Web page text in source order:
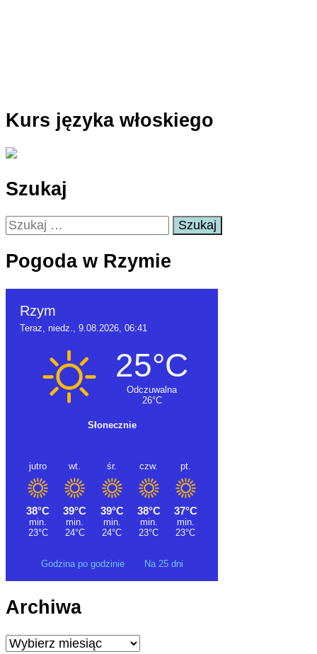
Kurs języka włoskiego
Szukaj
Szukaj:
Pogoda w Rzymie
Godzina po godzinie Na 25 dni
Archiwa
Archiwa